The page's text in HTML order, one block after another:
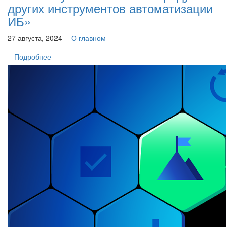
других инструментов автоматизации
ИБ»
27 августа, 2024 -- О главном
Подробнее